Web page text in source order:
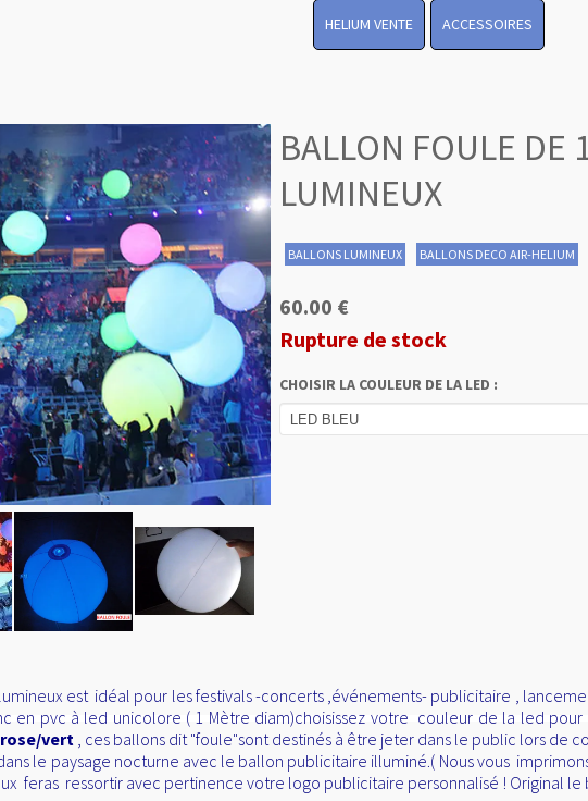
HELIUM VENTE ACCESSOIRES
BALLON FOULE DE
LUMINEUX
BALLONS LUMINEUX BALLONS DECO AIR-HELIUM
60.00 €
Rupture de stock
CHOISIR LA COULEUR DE LA LED :
est idéal pour les festivals -concerts ,événements- publicitaire ,
en pvc à led unicolore ( 1 Mètre diam)choisissez votre couleur de la led
vert , ces ballons dit "foule"sont destinés à être jeter dans le public lors de
le paysage nocturne avec le ballon publicitaire illuminé.( Nous vous
feras ressortir avec pertinence votre logo publicitaire personnalisé ! Original